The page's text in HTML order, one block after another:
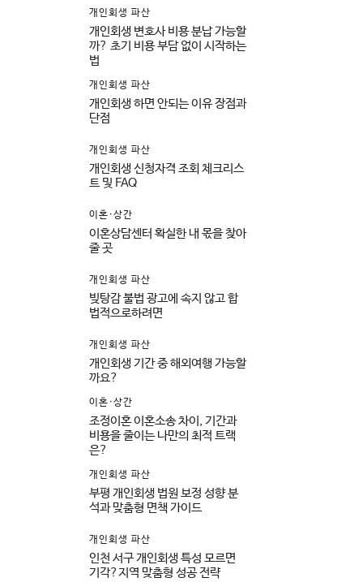
개인회생 파산
개인회생 변호사 비용 분납 가능할
까? 초기 비용 부담 없이 시작하는
법
개인회생 파산
개인회생 하면 안되는 이유 장점과
단점
개인회생 파산
개인회생 신청자격 조회 체크리스
트 및 FAQ
이혼·상간
이혼상담센터 확실한 내 몫을 찾아
줄 곳
개인회생 파산
빚탕감 불법 광고에 속지 않고 합
법적으로하려면
개인회생 파산
개인회생 기간 중 해외여행 가능할
까요?
이혼·상간
조정이혼 이혼소송 차이, 기간과
비용을 줄이는 나만의 최적 트랙
은?
개인회생 파산
부평 개인회생 법원 보정 성향 분
석과 맞춤형 면책 가이드
개인회생 파산
인천 서구 개인회생 특성 모르면
기각?지역 맞춤형 성공 전략